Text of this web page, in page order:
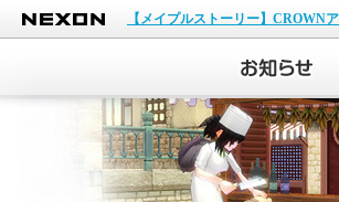
NEXON
【メイプルストーリー】CROWN